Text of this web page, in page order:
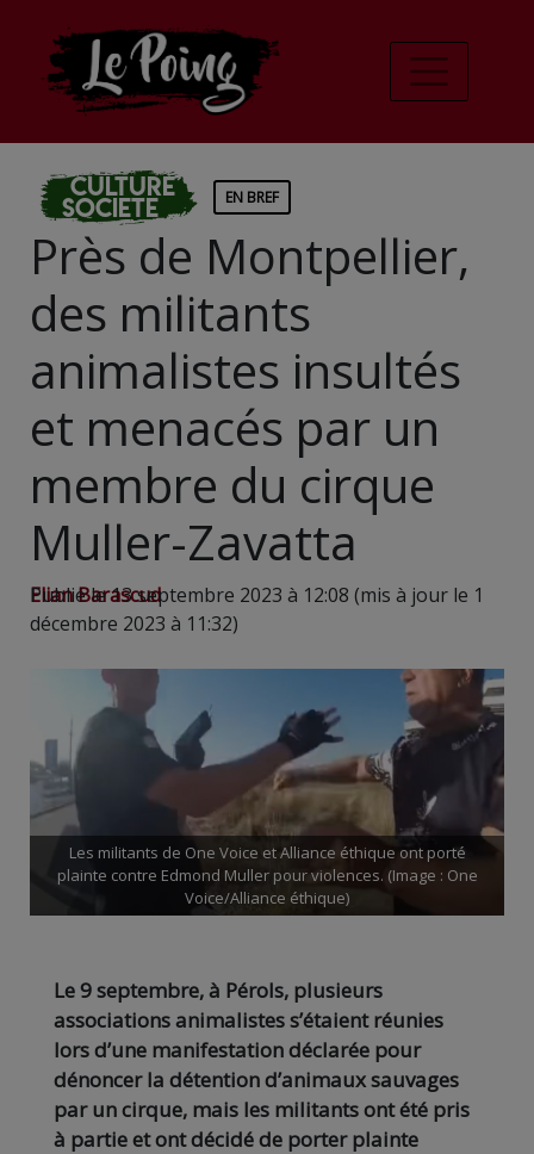
Culture
Societe EN BREF
Près de Montpellier,
des militants
animalistes insultés
et menacés par un
membre du cirque
Muller-Zavatta
Elian Barascud
Publié le 13 septembre 2023 à 12:08 (mis à jour le 1
décembre 2023 à 11:32)
Les militants de One Voice et Alliance éthique ont porté
plainte contre Edmond Muller pour violences. (Image : One
Voice/Alliance éthique)
Le 9 septembre, à Pérols, plusieurs
associations animalistes s’étaient réunies
lors d’une manifestation déclarée pour
dénoncer la détention d’animaux sauvages
par un cirque, mais les militants ont été pris
à partie et ont décidé de porter plainte